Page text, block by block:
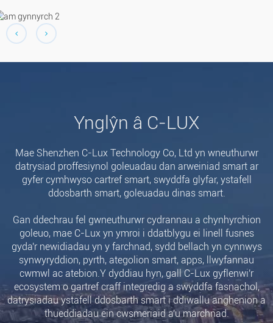
Ynglŷn â C-LUX
Mae Shenzhen C-Lux Technology Co, Ltd yn wneuthurwr
datrysiad proffesiynol goleuadau dan arweiniad smart ar
gyfer cymhwyso cartref smart, swyddfa glyfar, ystafell
ddosbarth smart, goleuadau dinas smart.
Gan ddechrau fel gwneuthurwr cydrannau a chynhyrchion
goleuo, mae C-Lux yn ymroi i ddatblygu ei linell fusnes
gyda'r newidiadau yn y farchnad, sydd bellach yn cynnwys
synwyryddion, pyrth, ategolion smart, apps, llwyfannau
cwmwl ac atebion.Y dyddiau hyn, gall C-Lux gyflenwi'r
ecosystem o gartref craff integredig a swyddfa fasnachol,
datrysiadau ystafell ddosbarth smart i ddiwallu anghenion a
thueddiadau ein cwsmeriaid a'u marchnad.